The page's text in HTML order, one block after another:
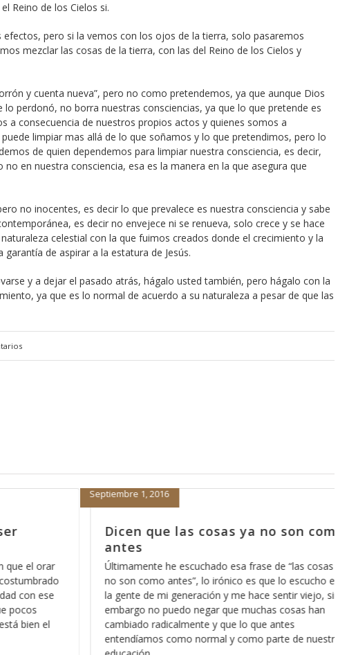
Reino de los Cielos si.
efectos, pero si la vemos con los ojos de la tierra, solo pasaremos
mezclar las cosas de la tierra, con las del Reino de los Cielos y
y cuenta nueva”, pero no como pretendemos, ya que aunque Dios
perdonó, no borra nuestras consciencias, ya que lo que pretende es
a consecuencia de nuestros propios actos y quienes somos a
limpiar mas allá de lo que soñamos y lo que pretendimos, pero lo
de quien dependemos para limpiar nuestra consciencia, es decir,
en nuestra consciencia, esa es la manera en la que asegura que
no inocentes, es decir lo que prevalece es nuestra consciencia y sabe
es decir no envejece ni se renueva, solo crece y se hace
celestial con la que fuimos creados donde el crecimiento y la
de aspirar a la estatura de Jesús.
y a dejar el pasado atrás, hágalo usted también, pero hágalo con la
ya que es lo normal de acuerdo a su naturaleza a pesar de que las
como
cosas ya
entre
viejo, sin
han
nuestra
La mejor manera de empezar el
2014, parte 6
Enero 7, 2014
Una de las cosas que nos deben de quedar mas que
claras es que en el Reino de los Cielos no caben los
sentimientos, y esto no se lo digo con el afán de
confundirle o hacerle sentir mal, por el contrario, lo
hago con la intención de que aprenda a dimensionar
como es que